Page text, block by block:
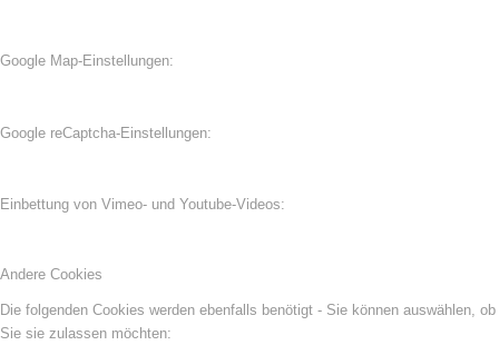
Google Map-Einstellungen:
Google reCaptcha-Einstellungen:
Einbettung von Vimeo- und Youtube-Videos:
Andere Cookies
Die folgenden Cookies werden ebenfalls benötigt - Sie können auswählen, ob
Sie sie zulassen möchten: